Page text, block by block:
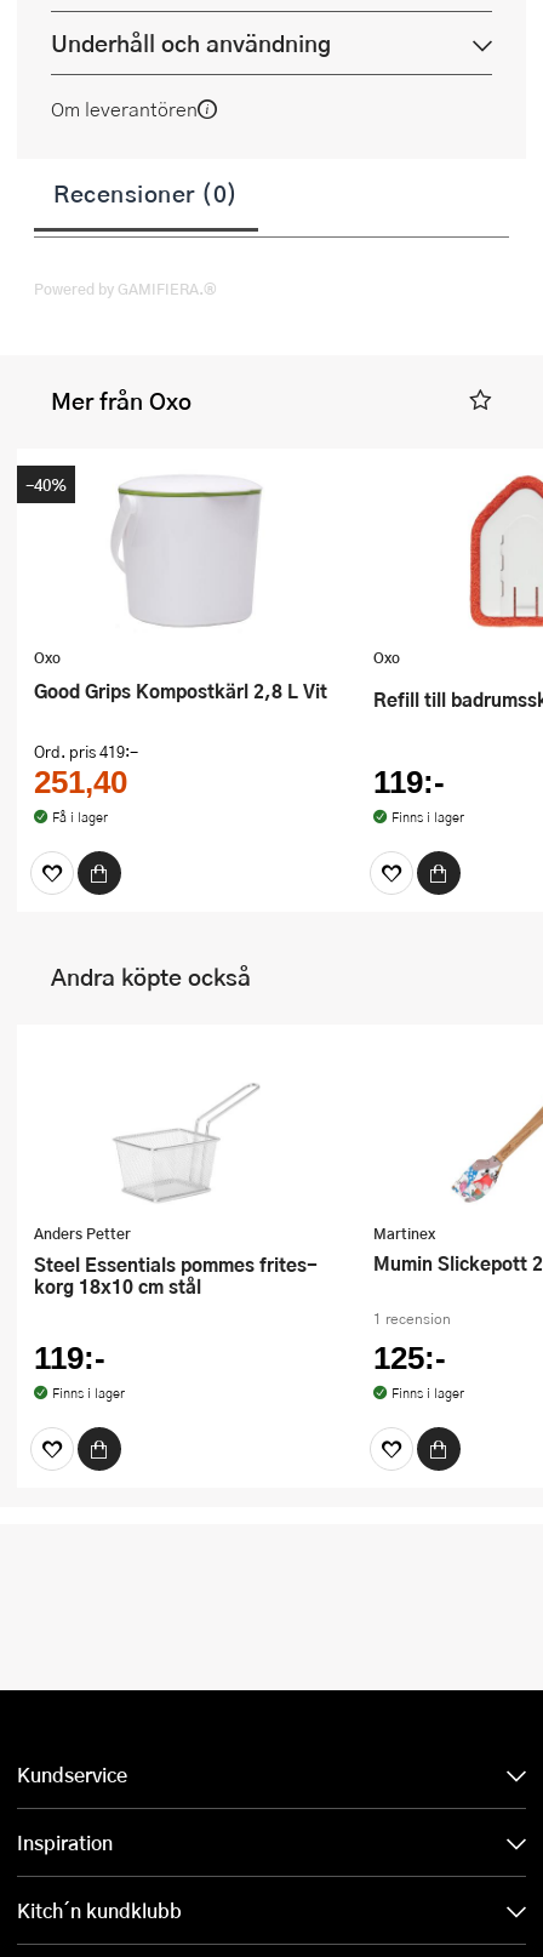
Underhåll och användning
Om leverantören
Recensioner (0)
Powered by GAMIFIERA.®
Mer från Oxo
Oxo
Good Grips Kompostkärl 2,8 L Vit
Ord. pris419:-
251,40
Få i lager
-40%
Oxo
Refill till
119:-
Finns i lager
Andra köpte också
Anders Petter
Steel Essentials pommes frites-
korg 18x10 cm stål
119:-
Finns i lager
Martinex
Mumin
1 recension
125:-
Finns i lager
Kundservice
Inspiration
Kitch´n kundklubb